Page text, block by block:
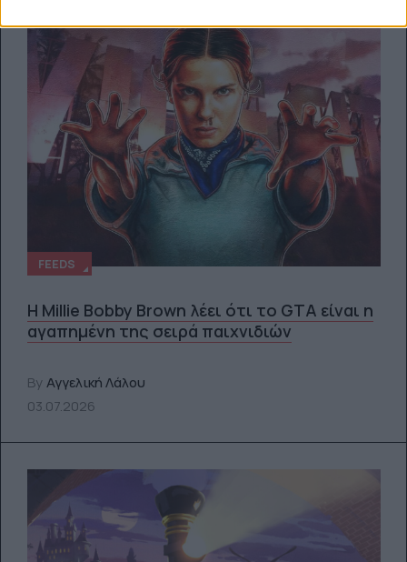
FEEDS
Η Millie Bobby Brown λέει ότι το GTA είναι η
αγαπημένη της σειρά παιχνιδιών
By Αγγελική Λάλου
03.07.2026